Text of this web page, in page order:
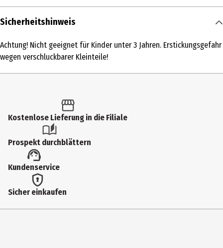
Inhalt
Produkttyp
Artikelnummer des Herstellers
Lizenz (spw)
moses. Natur & Abenteuer
Zielgruppe
Sicherheitshinweis
Achtung! Nicht geeignet für Kinder unter 3 Jahren. Erstickungsgefahr
wegen verschluckbarer Kleinteile!
Kostenlose Lieferung in die Filiale
Prospekt durchblättern
Kundenservice
Sicher einkaufen